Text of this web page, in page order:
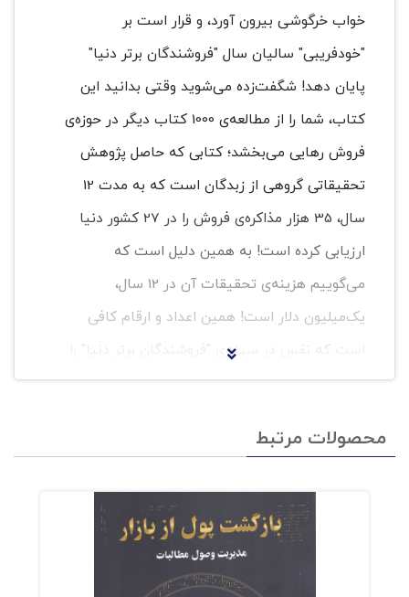
خواب خرگوشی بیرون آورد، و قرار است بر
"خودفریبی" سالیان سال "فروشندگان برتر دنیا"
پایان دهد! شگفت‌زده می‌شوید وقتی بدانید این
کتاب، شما را از مطالعه‌ی 1000 کتاب دیگر در حوزه‌ی
فروش رهایی می‌بخشد؛ کتابی که حاصل پژوهش
تحقیقاتی گروهی از زبدگان است که به مدت 12
سال، 35 هزار مذاکره‌ی فروش را در 27 کشور دنیا
ارزیابی کرده است! به همین دلیل است که
می‌گوییم هزینه‌ی تحقیقات آن در 12 سال،
یک‌میلیون دلار است! همین اعداد و ارقام کافی
است که نفس در سینه‌ی "فروشندگان برتر دنیا" را
حبس کند و سر تعظیم فرود آورند برای پردازش
بسیاری از آنچه این فروشندگان برتر دنیا، در
کرده‌اند!‌ نتایج این پژوهش به نحو حیرت‌آوری
محصولات مرتبط